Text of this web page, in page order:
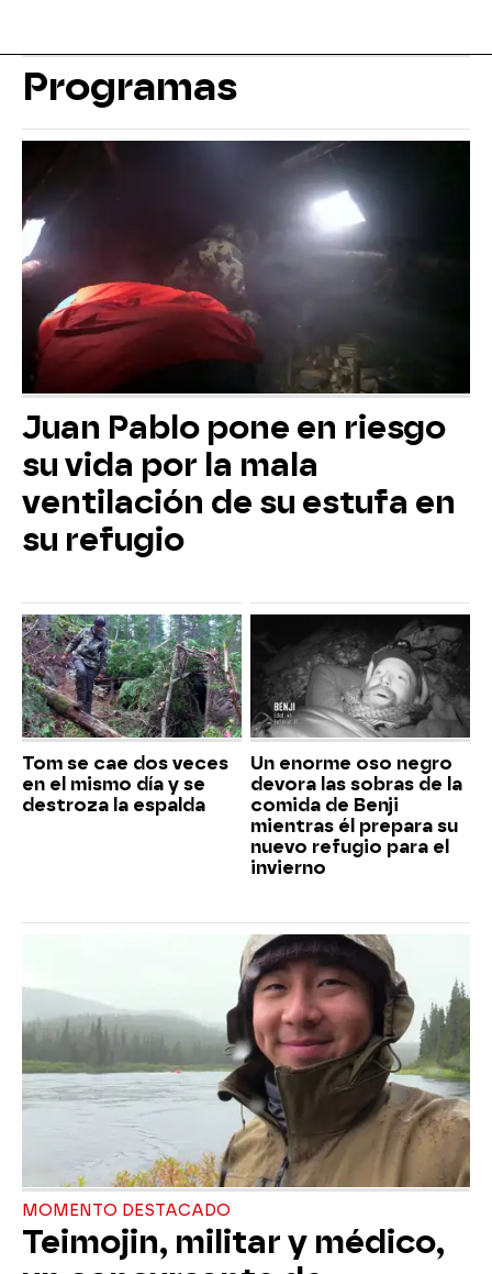
Programas
Juan Pablo pone en riesgo
su vida por la mala
ventilación de su estufa en
su refugio
Tom se cae dos veces
en el mismo día y se
destroza la espalda
Un enorme oso negro
devora las sobras de la
comida de Benji
mientras él prepara su
nuevo refugio para el
invierno
MOMENTO DESTACADO
Teimojin, militar y médico,